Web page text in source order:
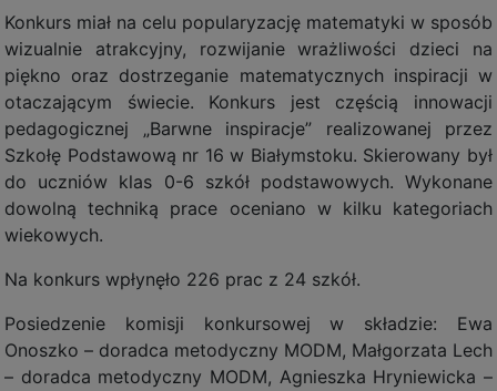
Konkurs miał na celu popularyzację matematyki w sposób
wizualnie atrakcyjny, rozwijanie wrażliwości dzieci na
piękno oraz dostrzeganie matematycznych inspiracji w
otaczającym świecie. Konkurs jest częścią innowacji
pedagogicznej „Barwne inspiracje” realizowanej przez
Szkołę Podstawową nr 16 w Białymstoku. Skierowany był
do uczniów klas 0-6 szkół podstawowych. Wykonane
dowolną techniką prace oceniano w kilku kategoriach
wiekowych.
Na konkurs wpłynęło 226 prac z 24 szkół.
Posiedzenie komisji konkursowej w składzie: Ewa
Onoszko – doradca metodyczny MODM, Małgorzata Lech
– doradca metodyczny MODM, Agnieszka Hryniewicka –